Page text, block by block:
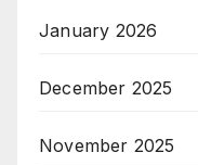
January 2026
December 2025
November 2025